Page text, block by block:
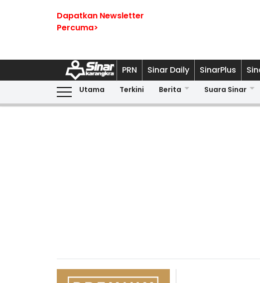
Dapatkan Newsletter
Percuma>
PRN Sinar Daily SinarPlus
Utama Terkini Berita Suara Sinar